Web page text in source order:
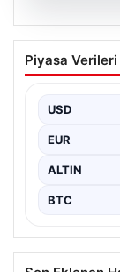
07.08.2026
soruşturma
14…
Piyasa Verileri
USD
EUR
ALTIN
BTC